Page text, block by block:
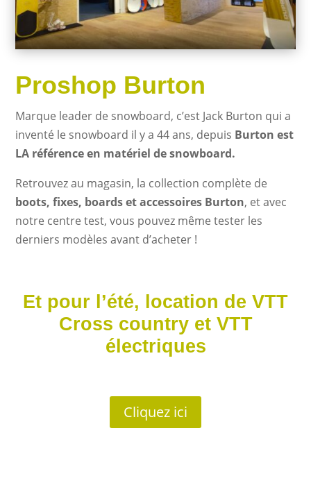
Proshop Burton
Marque leader de snowboard, c’est Jack Burton qui a
inventé le snowboard il y a 44 ans, depuis Burton est
LA référence en matériel de snowboard.
Retrouvez au magasin, la collection complète de
boots, fixes, boards et accessoires Burton, et avec
notre centre test, vous pouvez même tester les
derniers modèles avant d’acheter !
Et pour l’été, location de VTT
Cross country et VTT
électriques
Cliquez ici